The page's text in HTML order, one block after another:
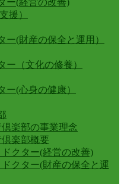
ー(経営の改善)
援）
ー(財産の保全と運用）
ー（文化の修養）
ー(心身の健康）
楽部の事業理念
楽部概要
クター(経営の改善)
クター(財産の保全と運